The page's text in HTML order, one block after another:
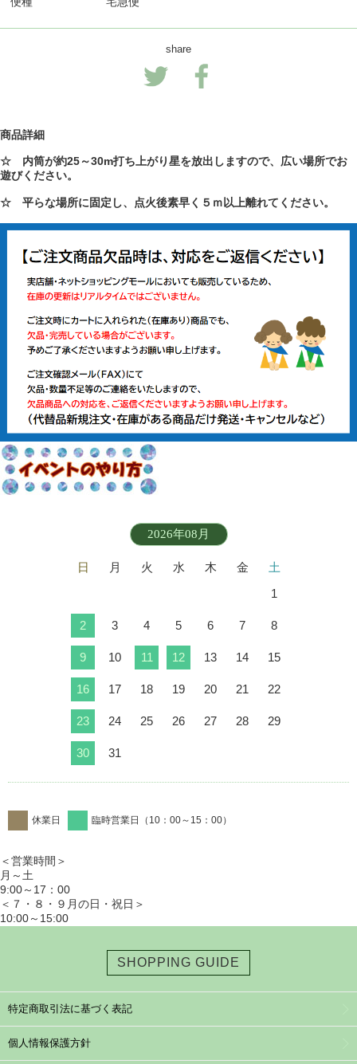
share
商品詳細
☆ 内筒が約25～30m打ち上がり星を放出しますので、広い場所でお
遊びください。
☆ 平らな場所に固定し、点火後素早く５ｍ以上離れてください。
2026年08月
日 月 火 水 木 金
土
1
2 3 4 5 6 7 8
9 10 11 12 13 14 15
16 17 18 19 20 21 22
23 24 25 26 27 28 29
30 31
休業日 臨時営業日（10：00～15：00）
＜営業時間＞
月～土
9:00～17：00
＜７・８・９月の日・祝日＞
10:00～15:00
SHOPPING GUIDE
特定商取引法に基づく表記
個人情報保護方針